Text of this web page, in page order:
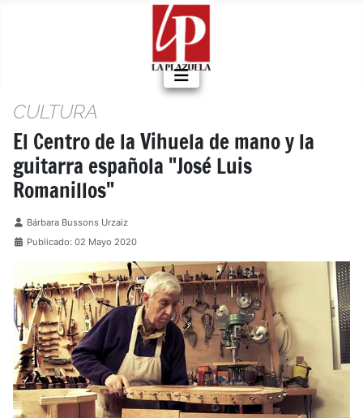
CULTURA
El Centro de la Vihuela de mano y la
guitarra española "José Luis
Romanillos"
Detalles
Bárbara Bussons Urzaiz
Publicado: 02 Mayo 2020